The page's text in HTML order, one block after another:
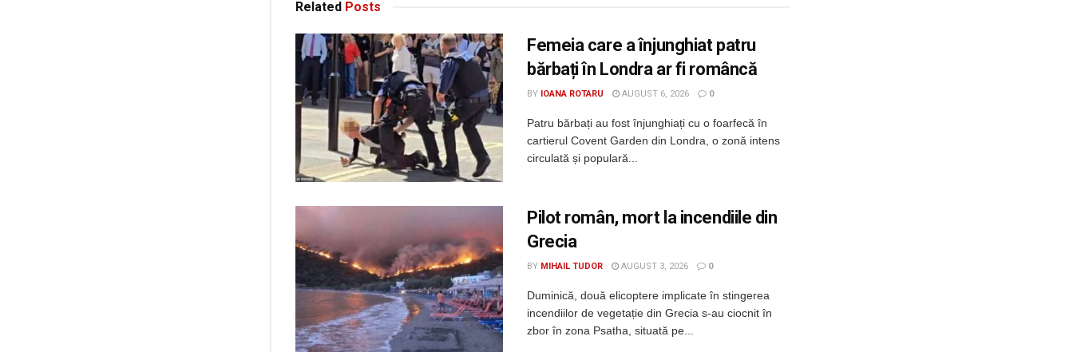
Related Posts
Femeia care a înjunghiat patru
bărbați în Londra ar fi româncă
BY IOANA ROTARU AUGUST 6, 2026 0
Patru bărbați au fost înjunghiați cu o foarfecă în
cartierul Covent Garden din Londra, o zonă intens
circulată și populară...
Pilot român, mort la incendiile din
Grecia
BY MIHAIL TUDOR AUGUST 3, 2026 0
Duminică, două elicoptere implicate în stingerea
incendiilor de vegetație din Grecia s-au ciocnit în
zbor în zona Psatha, situată pe...